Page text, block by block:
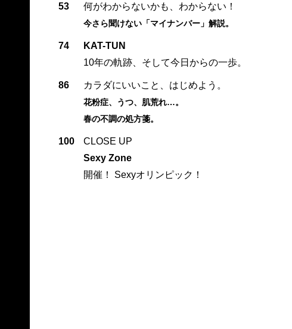
53 何がわからないかも、わからない！
今さら聞けない「マイナンバー」解説。
74
KAT-TUN
10年の軌跡、そして今日からの一歩。
86 カラダにいいこと、はじめよう。
花粉症、うつ、肌荒れ…。
春の不調の処方箋。
100
CLOSE UP
Sexy Zone
開催！ Sexyオリンピック！